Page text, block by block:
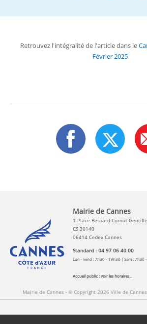
Retrouvez l'intégralité de l'article dans le
Février 2025
Mairie de Cannes
1 Place Bernard Cornut-Gentille
CS 30140
06414 Cedex Cannes
Standard : 04 97 06 40 00
Lun - vend : 7h30 - 19h30 | Sam : 7h30
Accueil public :voir les horaires...
Mairie de Cannes - © Copyright 2026 Ville de